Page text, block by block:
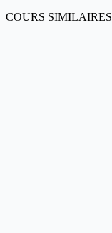
COURS SIMILAIRES